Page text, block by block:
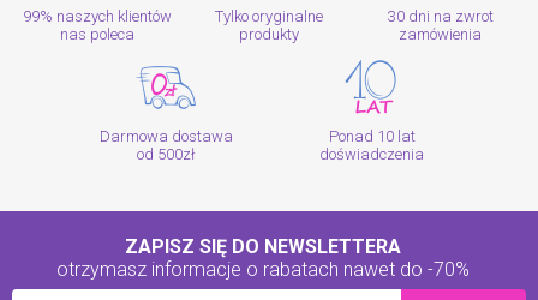
99% naszych klientów
nas poleca
Tylko oryginalne
produkty
30 dni na zwrot
zamówienia
Darmowa dostawa
od 500zł
Ponad 10 lat
doświadczenia
ZAPISZ SIĘ DO NEWSLETTERA
otrzymasz informacje o rabatach nawet do -70%